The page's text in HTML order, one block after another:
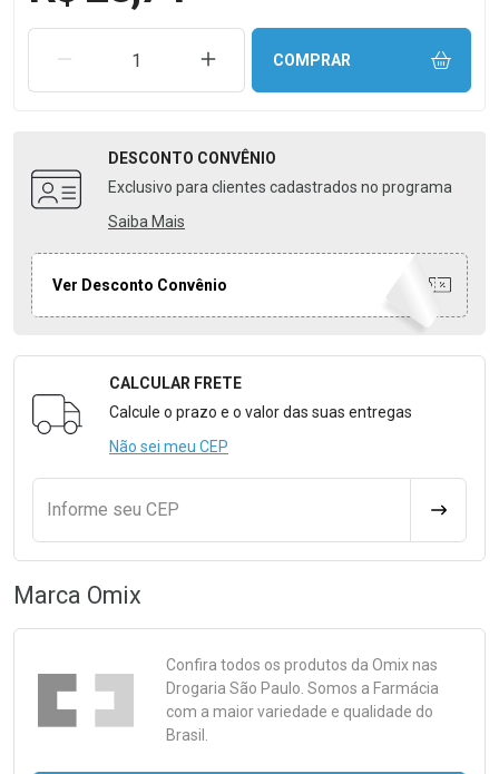
REMOVER UMA UNIDADEAUMENTAR UMA UNIDADE
COMPRAR
DESCONTO CONVÊNIO
Exclusivo para clientes cadastrados no programa
Saiba Mais
Ver Desconto Convênio
Formulário para Calcular o Frete
CALCULAR FRETE
Calcule o prazo e o valor das suas entregas
Não sei meu CEP
Informe seu CEP
Marca Omix
Confira todos os produtos da Omixnas
Drogaria São Paulo. Somos a Farmácia
com a maior variedade e qualidade do
Brasil.